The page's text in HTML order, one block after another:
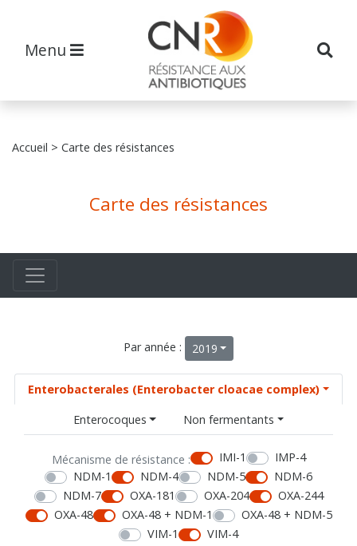
Menu
Accueil > Carte des résistances
Carte des résistances
Par année : 2019
Enterobacterales (Enterobacter cloacae complex)
Enterocoques
Non fermentants
Mécanisme de résistance : IMI-1
IMP-4
NDM-1
NDM-4 NDM-5
NDM-6
NDM-7
OXA-181 OXA-204
OXA-244
OXA-48
OXA-48 + NDM-1
OXA-48 + NDM-5
VIM-1
VIM-4